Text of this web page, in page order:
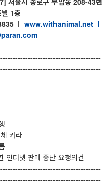
1층
ㅣ www.withanimal.net ㅣ
호
카라
넷 판매 중단 요청의건